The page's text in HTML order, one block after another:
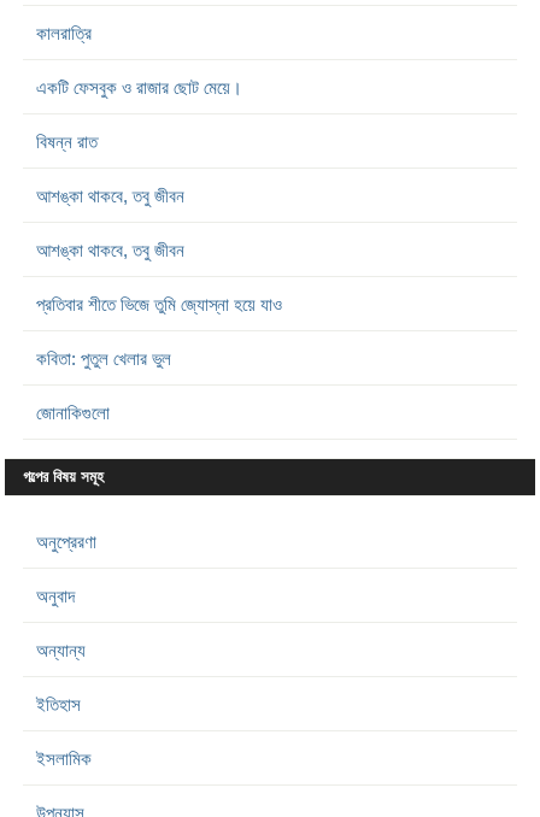
কালরাত্রি
একটি ফেসবুক ও রাজার ছোট মেয়ে।
বিষন্ন রাত
আশঙ্কা থাকবে, তবু জীবন
আশঙ্কা থাকবে, তবু জীবন
প্রতিবার শীতে ভিজে তুমি জ্যোস্না হয়ে যাও
কবিতা: পুতুল খেলার ভুল
জোনাকিগুলো
গল্পের বিষয় সমূহ
অনুপ্রেরণা
অনুবাদ
অন্যান্য
ইতিহাস
ইসলামিক